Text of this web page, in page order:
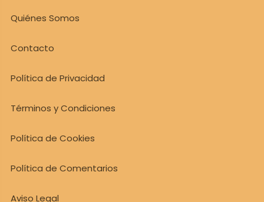
Quiénes Somos
Contacto
Política de Privacidad
Términos y Condiciones
Política de Cookies
Política de Comentarios
Aviso Legal